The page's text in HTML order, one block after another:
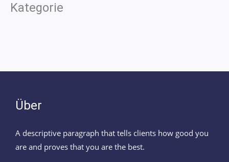
Kategorie
Über
A descriptive paragraph that tells clients how good you
are and proves that you are the best.